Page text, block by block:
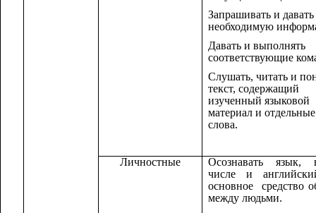
Запрашивать и давать
необходимую
Давать и выполнять
соответствующие
Слушать, читать и
текст, содержащий
изученный языковой
материал и
слова.
Личностные
Осознавать
числе и
основное средство
между людьми.